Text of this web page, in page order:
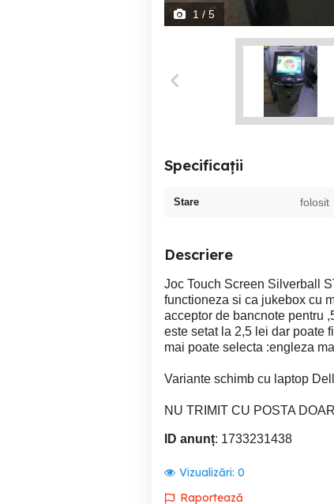
1 / 5
Specificații
Stare folosit
Descriere
Joc Touch Screen Silverball
functioneza si ca jukebox cu
acceptor de bancnote pentru
este setat la 2,5 lei dar poate
mai poate selecta :engleza
Variante schimb cu laptop
NU TRIMIT CU POSTA
ID anunț: 1733231438
Vizualizări: 0
Raportează